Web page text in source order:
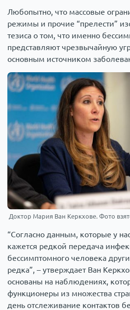
Любопытно, что массовые
режимы и прочие “прелести”
тезиса о том, что именно
представляют чрезвычайную
основным источником
Доктор Мария Ван Керкхове. Фото
“Согласно данным, которые у
кажется редкой передача
бессимптомного человека
редка”, – утверждает Ван
основаны на наблюдениях,
функционеры из множества
день отслеживание контактов